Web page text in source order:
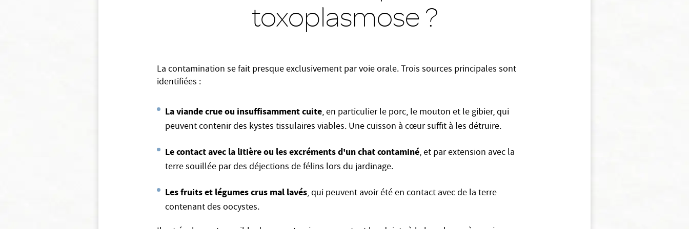
toxoplasmose ?
La contamination se fait presque exclusivement par voie orale. Trois sources principales sont
identifiées :
La viande crue ou insuffisamment cuite, en particulier le porc, le mouton et le gibier, qui
peuvent contenir des kystes tissulaires viables. Une cuisson à cœur suffit à les détruire.
Le contact avec la litière ou les excréments d'un chat contaminé, et par extension avec la
terre souillée par des déjections de félins lors du jardinage.
Les fruits et légumes crus mal lavés, qui peuvent avoir été en contact avec de la terre
contenant des oocystes.